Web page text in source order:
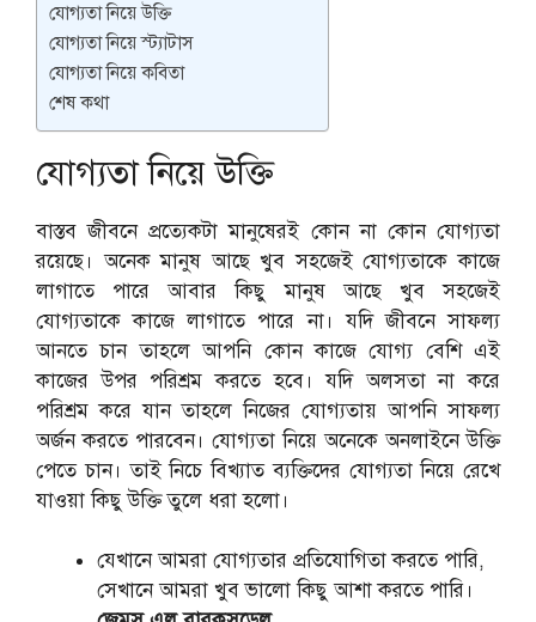
যোগ্যতা নিয়ে উক্তি
যোগ্যতা নিয়ে স্ট্যাটাস
যোগ্যতা নিয়ে কবিতা
শেষ কথা
যোগ্যতা নিয়ে উক্তি
বাস্তব জীবনে প্রত্যেকটা মানুষেরই কোন না কোন যোগ্যতা
রয়েছে। অনেক মানুষ আছে খুব সহজেই যোগ্যতাকে কাজে
লাগাতে পারে আবার কিছু মানুষ আছে খুব সহজেই
যোগ্যতাকে কাজে লাগাতে পারে না। যদি জীবনে সাফল্য
আনতে চান তাহলে আপনি কোন কাজে যোগ্য বেশি এই
কাজের উপর পরিশ্রম করতে হবে। যদি অলসতা না করে
পরিশ্রম করে যান তাহলে নিজের যোগ্যতায় আপনি সাফল্য
অর্জন করতে পারবেন। যোগ্যতা নিয়ে অনেকে অনলাইনে উক্তি
পেতে চান। তাই নিচে বিখ্যাত ব্যক্তিদের যোগ্যতা নিয়ে রেখে
যাওয়া কিছু উক্তি তুলে ধরা হলো।
যেখানে আমরা যোগ্যতার প্রতিযোগিতা করতে পারি,
সেখানে আমরা খুব ভালো কিছু আশা করতে পারি।